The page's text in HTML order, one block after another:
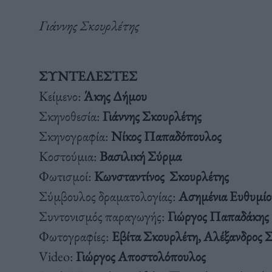
Γιάννης Σκουρλέτης
ΣΥΝΤΕΛΕΣΤΕΣ
Κείμενο: Άκης Δήμου
Σκηνοθεσία: Γιάννης Σκουρλέτης
Σκηνογραφία: Νίκος Παπαδόπουλος
Κοστούμια: Βασιλική Σύρμα
Φωτισμοί: Κωνσταντίνος Σκουρλέτης
Σύμβουλος δραματολογίας: Ασημένια
Συντονισμός παραγωγής: Γιώργος Παπαδάκης
Φωτογραφίες: Εβίτα Σκουρλέτη, Αλέξανδρος
Video: Γιώργος Αποστολόπουλος